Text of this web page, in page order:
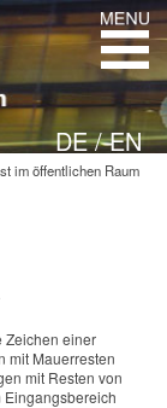
DE / EN
im öffentlichen Raum
Zeichen einer
mit Mauerresten
mit Resten von